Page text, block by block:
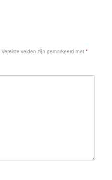
Vereiste velden zijn gemarkeerd met *